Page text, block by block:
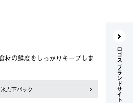
材の鮮度をしっかりキープしま
氷点下パック ロゴス ブランドサイト